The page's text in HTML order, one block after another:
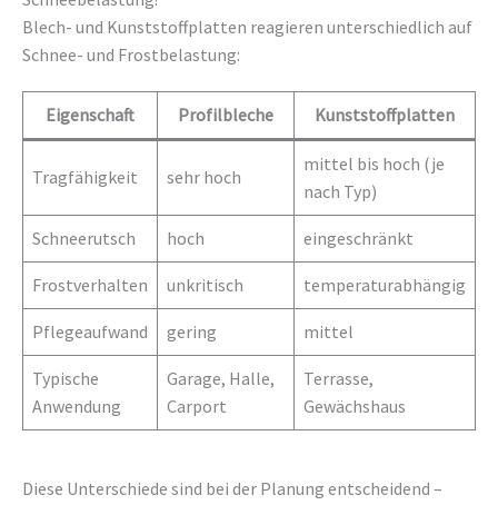
Blech- und Kunststoffplatten reagieren unterschiedlich auf
Schnee- und Frostbelastung:
Eigenschaft Profilbleche Kunststoffplatten
Tragfähigkeit sehr hoch
mittel bis hoch (je
nach Typ)
Schneerutsch hoch eingeschränkt
Frostverhalten unkritisch temperaturabhängig
Pflegeaufwand gering mittel
Typische
Anwendung
Garage, Halle,
Carport
Terrasse,
Gewächshaus
Diese Unterschiede sind bei der Planung entscheidend –